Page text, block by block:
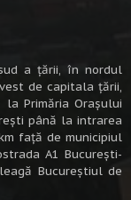
a ţării, în nordul
de capitala țării,
Primăria Orașului
până la intrarea
faţă de municipiul
A1 Bucureşti-
Bucureştiul de